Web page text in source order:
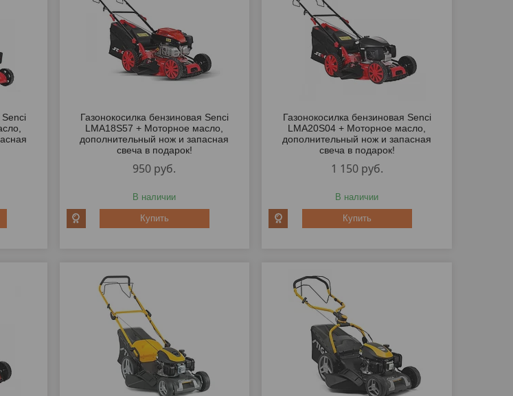
Senci
Газонокосилка бензиновая Senci
LMA18S57 + Моторное масло,
дополнительный нож и запасная
свеча в подарок!
950 руб.
В наличии
Купить
Газонокосилка бензиновая Senci
LMA20S04 + Моторное масло,
дополнительный нож и запасная
свеча в подарок!
1 150 руб.
В наличии
Купить